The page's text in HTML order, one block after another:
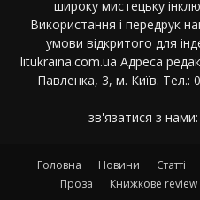
широку мистецьку
Використання і передрук
умови відкритого для
litukraina.com.ua Адреса
Павленка, 3, м. Київ. Тел.:
зв'язатися з нами:
Головна Новини Статті
Проза
Книжкове review